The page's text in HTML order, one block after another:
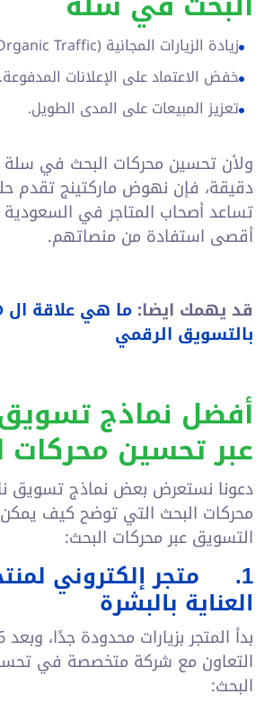
زيادة الزيارات المجانية (Organic Traffic).
خفض الاعتماد على الإعلانات المدفوعة.
تعزيز المبيعات على المدى الطويل.
ولأن تحسين محركات البحث في سلة
دقيقة، فإن نهوض ماركتينج تقدم
تساعد أصحاب المتاجر في
أقصى استفادة من منصاتهم.
قد يهمك ايضا:ما هي علاقة ال
بالتسويق الرقمي
أفضل نماذج
عبر تحسين محركات
دعونا نستعرض بعض نماذج تسويق
محركات البحث التي توضح كيف
التسويق عبر محركات البحث:
1. متجر إلكتروني
العناية بالبشرة
التعاون مع شركة متخصصة في
البحث: